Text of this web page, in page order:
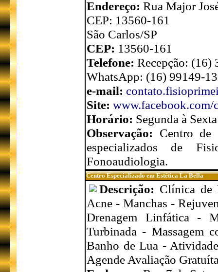
Endereço: Rua Major
CEP: 13560-161
São Carlos/SP
CEP: 13560-161
Telefone: Recepção: (16)
WhatsApp: (16) 99149-
e-mail:
Site: www.facebook.com/
Horário: Segunda à
Observação: Centro de
especializados de
Fonoaudiologia.
Centro Especializado em Estética La Bella
Descrição: Clínica de
Acne - Manchas -
Drenagem Linfática -
Turbinada - Massagem
Banho de Lua -
Agende Avaliação